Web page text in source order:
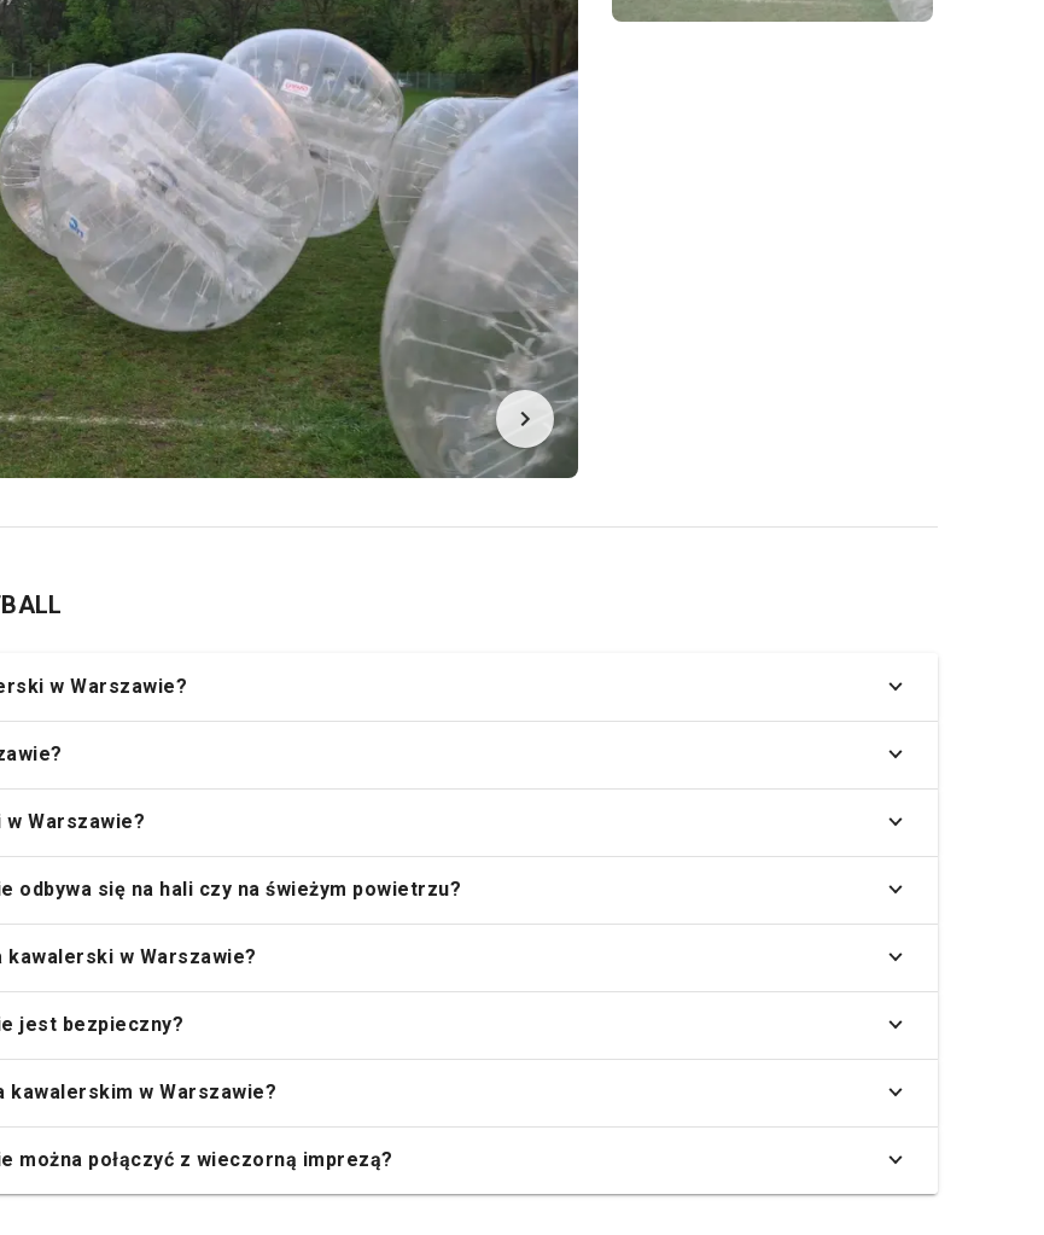
w Warszawie?
Warszawie?
odbywa się na hali czy na świeżym powietrzu?
kawalerski w Warszawie?
jest bezpieczny?
kawalerskim w Warszawie?
można połączyć z wieczorną imprezą?